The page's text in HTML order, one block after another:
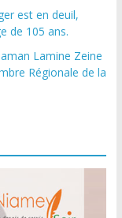
est en deuil,
de 105 ans.
Lamine Zeine
Régionale de la